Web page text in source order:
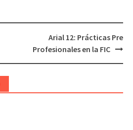
Arial 12: Prácticas Pre
Profesionales en la FIC